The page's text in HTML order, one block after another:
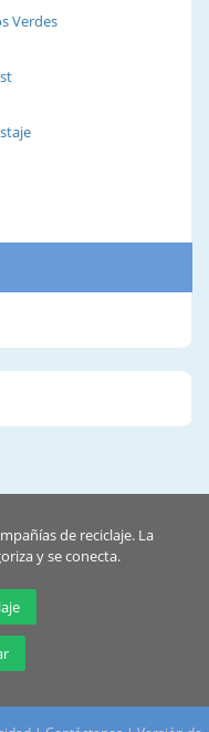
Verdes
de reciclaje. La
y se conecta.